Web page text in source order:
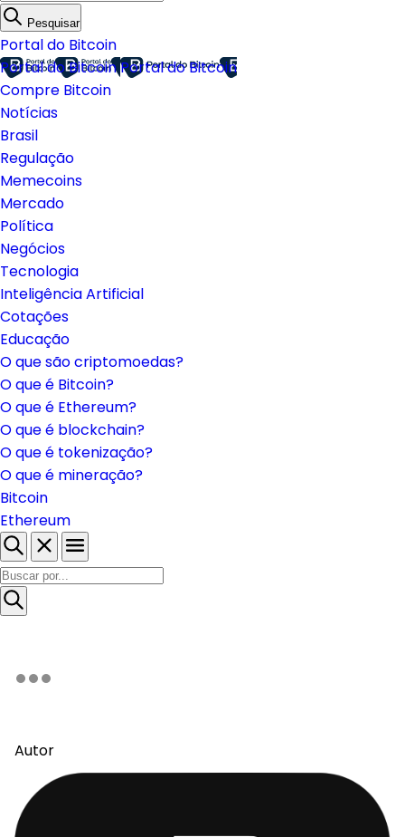
Pesquisar
Portal do Bitcoin
Portal do BitcoinPortal do Bitcoin
Compre Bitcoin
Notícias
Brasil
Regulação
Memecoins
Mercado
Política
Negócios
Tecnologia
Inteligência Artificial
Cotações
Educação
O que são criptomoedas?
O que é Bitcoin?
O que é Ethereum?
O que é blockchain?
O que é tokenização?
O que é mineração?
Bitcoin
Ethereum
Autor